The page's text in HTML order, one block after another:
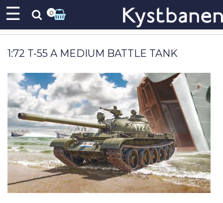
☰ 0
1:72 T-55 A MEDIUM BATTLE TANK